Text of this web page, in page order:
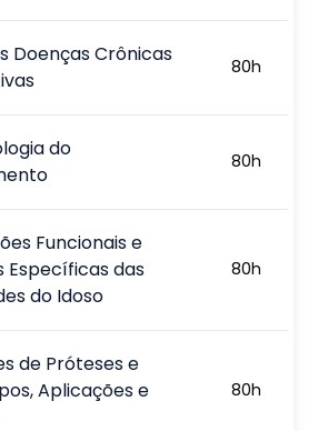
Doenças Crônicas
80h
do
80h
Funcionais e
Específicas das
do Idoso
80h
de Próteses e
Aplicações e
80h